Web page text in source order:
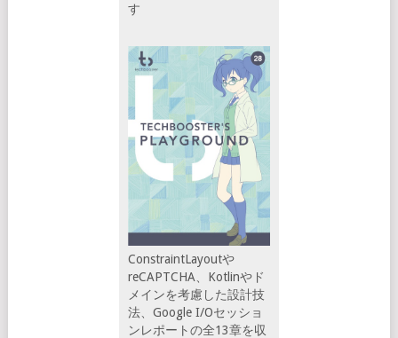
す
ConstraintLayoutや
reCAPTCHA、Kotlinやド
メインを考慮した設計技
法、Google I/Oセッショ
ンレポートの全13章を収